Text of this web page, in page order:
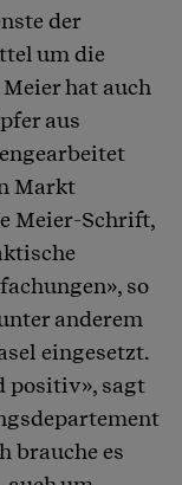
der
um die
hat auch
aus
Markt
Meier-Schrift,
so
anderem
eingesetzt.
positiv», sagt
brauche es